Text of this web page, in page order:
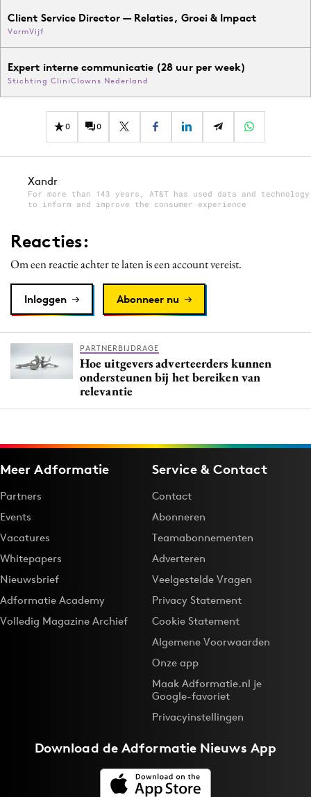
Client Service Director — Relaties, Groei & Impact
VormVijf
Expert interne communicatie (28 uur per week)
Stichting CliniClowns Nederland
0 0
Xandr
For more than 143 years, AT&T has used data and technology
to inform and improve the consumer experience
Reacties:
Om een reactie achter te laten is een account vereist.
Inloggen Abonneer nu
PARTNERBIJDRAGE
Hoe uitgevers adverteerders kunnen
ondersteunen bij het bereiken van
relevantie
Meer Adformatie
Partners
Events
Vacatures
Whitepapers
Nieuwsbrief
Adformatie Academy
Volledig Magazine Archief
Service & Contact
Contact
Abonneren
Teamabonnementen
Adverteren
Veelgestelde Vragen
Privacy Statement
Cookie Statement
Algemene Voorwaarden
Onze app
Maak Adformatie.nl je
Google-favoriet
Privacyinstellingen
Download deAdformatie Nieuws App